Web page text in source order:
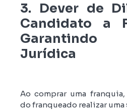
3. Dever de
Candidato a
Garantindo
Jurídica
Ao comprar uma
do franqueado realizar uma